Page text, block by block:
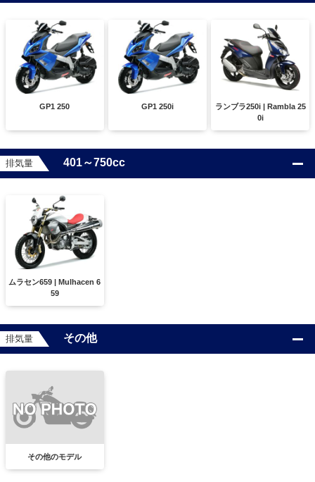
GP1 250 GP1 250i
ランブラ250i | Rambla 25
0i
排気量 401～750cc
ムラセン659 | Mulhacen 6
59
排気量 その他
その他のモデル